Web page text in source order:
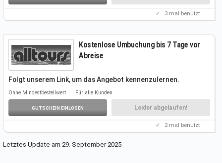
✓ 3 mal benutzt
Kostenlose Umbuchung bis 7 Tage vor
Abreise
Folgt unserem Link, um das Angebot kennenzulernen.
Ohne Mindestbestellwert Für alle Kunden
GUTSCHEIN EINLÖSEN Leider abgelaufen!
✓ 2mal benutzt
Letztes Update am 29. September 2025